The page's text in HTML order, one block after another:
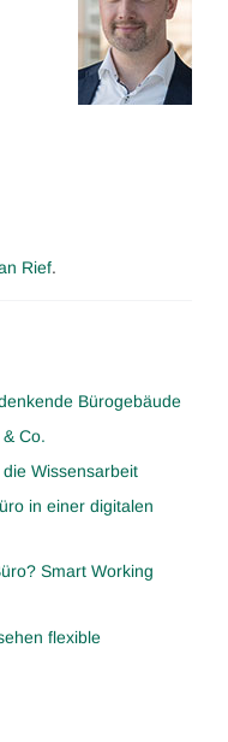
Rief.
Bürogebäude
Co.
Wissensarbeit
in einer digitalen
Smart Working
flexible